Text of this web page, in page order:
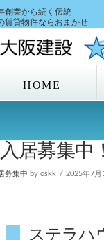
創業から続く伝統
賃貸物件ならおまかせ
HOME
入居募集
募集中 by oskk 2025年7月
ステラハ